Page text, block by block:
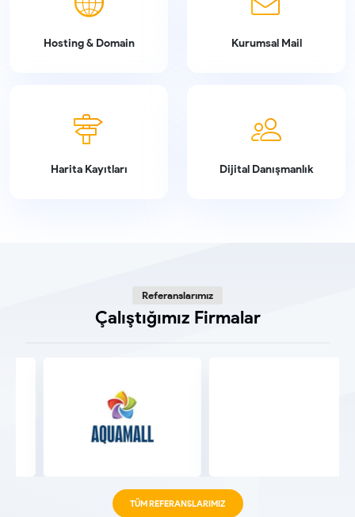
Hosting & Domain Kurumsal Mail
Harita Kayıtları Dijital Danışmanlık
Referanslarımız
Çalıştığımız Firmalar
TÜM REFERANSLARIMIZ